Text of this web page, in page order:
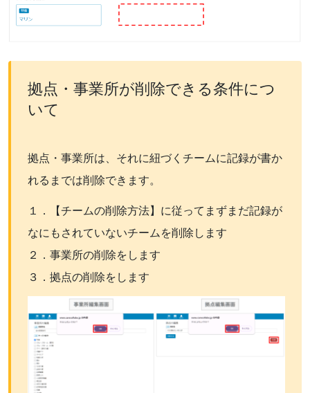
拠点・事業所が削除できる条件につ
いて
拠点・事業所は、それに紐づくチームに記録が書か
れるまでは削除できます。
１．【チームの削除方法】に従ってまずまだ記録が
なにもされていないチームを削除します
２．事業所の削除をします
３．拠点の削除をします